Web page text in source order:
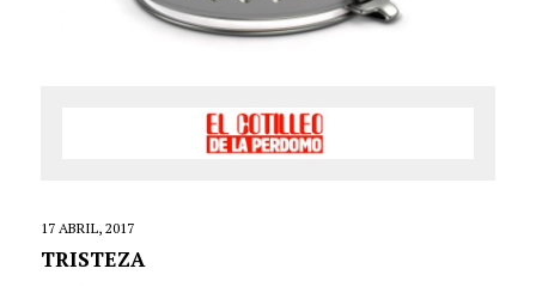
17 ABRIL, 2017
TRISTEZA